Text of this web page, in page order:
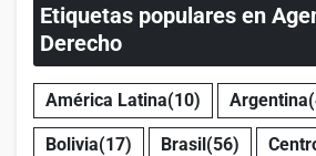
Etiquetas populares en
Derecho
América Latina(10) Argentina
Bolivia(17) Brasil(56)